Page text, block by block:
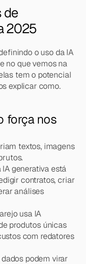
de
2025
o uso da IA
no que vemos na
tem o potencial
explicar como.
força nos
textos, imagens
generativa está
contratos, criar
análises
usa IA
produtos únicas
com redatores
dados podem virar